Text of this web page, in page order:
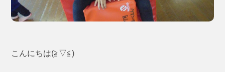
こんにちは(≧▽≦)